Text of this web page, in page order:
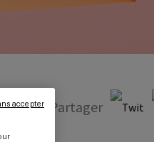
Partager
accepter